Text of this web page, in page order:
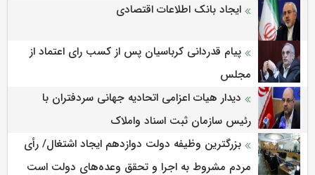
ایجاد بانک اطلاعات اقتصادی
پیام قدردانی کرباسیان پس از کسب رای اعتماد از
مجلس
دیدار هیات اعزامی اتحادیه جهانی سردفتران با
رئیس سازمان ثبت اسناد واملاک
بزرگترین وظیفه دولت دوازدهم ایجاد اشتغال/ رأی
مردم مشروط به اجرا و تحقق وعده‌های دولت است